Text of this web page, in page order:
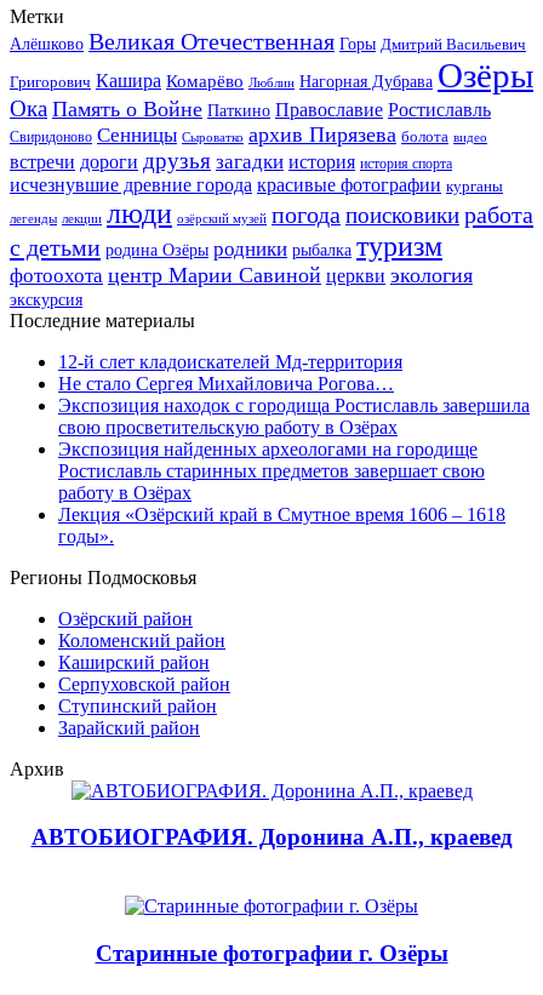
Метки
Алёшково Великая Отечественная Горы Дмитрий Васильевич
Григорович Кашира Комарёво Люблин Нагорная Дубрава Озёры
Ока Память о Войне Паткино Православие Ростиславль
Свиридоново Сенницы Сыроватко архив Пирязева болота видео
встречи дороги друзья загадки история история спорта
исчезнувшие древние города красивые фотографии курганы
легенды лекции люди озёрский музей погода поисковикиработа
с детьми родина Озёры родники рыбалка туризм
фотоохота центр Марии Савиной церкви экология
экскурсия
Последние материалы
12-й слет кладоискателей Мд-территория
Не стало Сергея Михайловича Рогова…
Экспозиция находок с городища Ростиславль завершила
свою просветительскую работу в Озёрах
Экспозиция найденных археологами на городище
Ростиславль старинных предметов завершает свою
работу в Озёрах
Лекция «Озёрский край в Смутное время 1606 – 1618
годы».
Регионы Подмосковья
Озёрский район
Коломенский район
Каширский район
Серпуховской район
Ступинский район
Зарайский район
Архив
АВТОБИОГРАФИЯ. Доронина А.П., краевед
Старинные фотографии г. Озёры